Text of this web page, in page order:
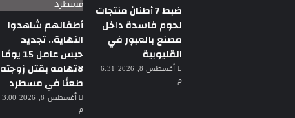
ضبط 7 أطنان منتجات
لحوم فاسدة داخل
مصنع بالعبور في
القليوبية
أغسطس 8, 2026 6:31
م
أطفالهم شاهدوا
النهاية.. تجديد
حبس عامل 15 يومًا
لاتهامه بقتل زوجته
طعنًا في مسطرد
أغسطس 8, 2026 3:00
م